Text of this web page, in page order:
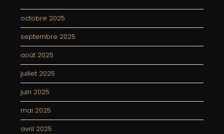
octobre 2025
septembre 2025
août 2025
juillet 2025
juin 2025
mai 2025
avril 2025